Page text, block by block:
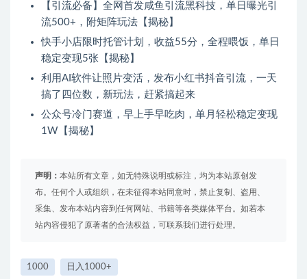
【引流必备】全网首发咸鱼引流黑科技，单日曝光引
流500+，附矩阵玩法【揭秘】
快手小店限时托管计划，收益55分，全程喂饭，单日
稳定变现5张【揭秘】
利用AI软件让照片变活，发布小红书抖音引流，一天
搞了四位数，新玩法，赶紧搞起来
公众号冷门赛道，早上手早吃肉，单月轻松稳定变现
1W【揭秘】
声明： 本站所有文章，如无特殊说明或标注，均为本站原创发
布。任何个人或组织，在未征得本站同意时，禁止复制、盗用、
采集、发布本站内容到任何网站、书籍等各类媒体平台。如若本
站内容侵犯了原著者的合法权益，可联系我们进行处理。
1000 日入1000+